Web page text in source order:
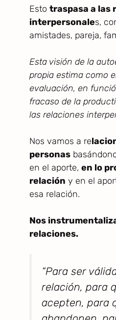
Esto traspasa a las
interpersonales,
amistades, pareja,
Esta visión de la
propia estima como
evaluación, en
fracaso de la
las relaciones
Nos vamos a re
personas
en el aporte, en lo
relación y en el
esa relación.
Nos
relaciones.
“Para ser
relación, para
acepten, para